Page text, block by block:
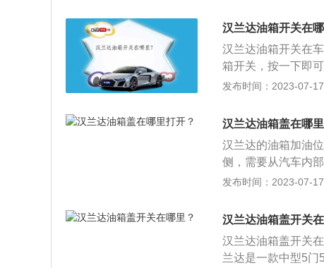
巡航控制系统等配
配置更加丰富。4、
压发动机，传动方
就可以打开。大众
按键为他人开启后
行李。随车工具有
物也不易凹陷变形。
汉兰达油箱开关在
汉兰达油箱开关在
箱开关，按一下即
开，如果需要加油
0T涡轮增压发动机
这台发动机的型号
瓦，最大扭矩为350
速箱。
发布时间：2023-07-
汉兰达油箱盖在哪
汉兰达的油箱加油
侧，需要从汽车内
侧。汉兰达油箱加
开关。3、找到油箱
发布时间：2023-07-
汉兰达油箱盖开关
汉兰达油箱盖开关
兰达是一款中型5门